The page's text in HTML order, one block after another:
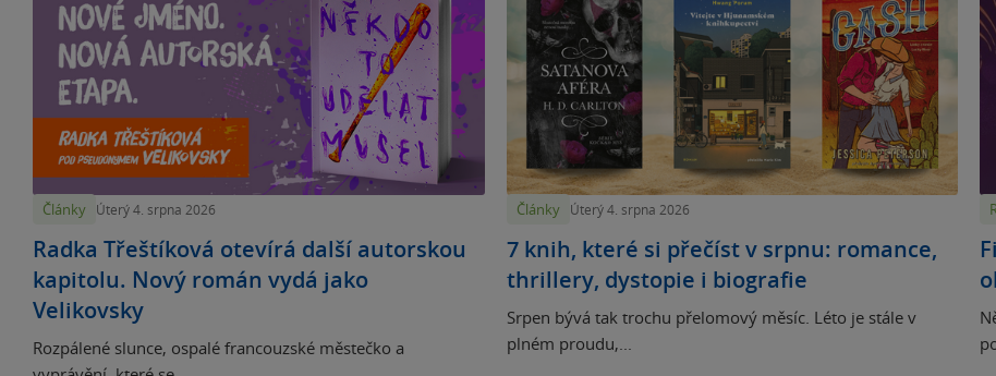
Články Úterý 4. srpna 2026
Radka Třeštíková otevírá další autorskou
kapitolu. Nový román vydá jako
Velikovsky
Rozpálené slunce, ospalé francouzské městečko a
Články Úterý 4. srpna 2026
7 knih, které si přečíst v srpnu: romance,
thrillery, dystopie i biografie
Srpen bývá tak trochu přelomový měsíc. Léto je stále v
plném proudu,...